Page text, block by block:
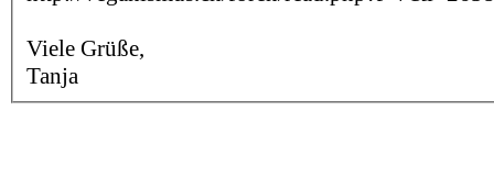
Viele Grüße,
Tanja